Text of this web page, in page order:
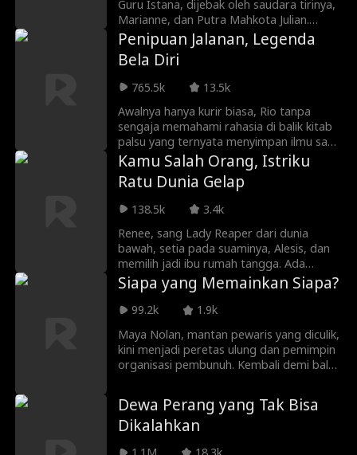
Guru Istana, dijebak oleh saudara tirinya,
Marianne, dan Putra Mahkota Julian.
Keluarganya hancur dan ia mati tragis di
Istana Dingin. Valen, jenderal terkuat,
gugur saat melindungi jasadnya. Amelia
terlahir kembali di malam saat ia dikirim
ke ranjang Valen. Kali ini, ia tak sudi jadi
budak cinta. Balas dendam dan
melindungi keluarga adalah tujuan
utamanya. Ia pun menawarkan diri
menjadi sekutu Valen. Ia tak tahu bahwa
Valen juga hidup kembali dengan ingatan
masa lalu mereka...
Penipuan Jalanan, Legenda
Bela Diri
765.5k
13.5k
Awalnya hanya kurir biasa, Rio tanpa
sengaja memahami rahasia di balik kitab
palsu yang ternyata menyimpan ilmu sakti
tertinggi. Setelah menikah mendadak
dengan Meylani dan masuk ke keluarga
pendekar yang hampir runtuh, ia bangkit
sebagai penopang terakhir kehormatan
mereka. Dengan teknik misteriusnya, ia
mengalahkan para jawara dan
membuktikan bahwa dirinya bukan orang
sembarangan.
Kamu Salah Orang, Istriku
Ratu Dunia Gelap
138.5k
3.4k
Renee, sang Lady Reaper dari dunia
bawah, setia pada suaminya, Alesis, dan
memilih jadi ibu rumah tangga. Ada
mantan manipulatif dan mertua kejam?
Renee siap membalas. Ia menampar adik
iparnya, mencekik sang saingan, dan
mertuanya. Begitu Alesis datang, Renee
mendadak menangis di pelukannya.
Setelah Alesis menyingkirkan si
Ia memamerkan kekuasaan dan
kekuatannya, lalu menantang nyali mereka
yang berani mengusiknya.
Siapa yang Memainkan Siapa?
99.2k
1.9k
Maya Nolan, mantan pewaris yang diculik,
kini menjadi peretas ulung dan pemimpin
organisasi pembunuh. Kembali demi balas
dan terlibat aksi saling buru dengan
musuh bebuyutannya, Raja DarkNet
Sebastian. Dalam siasat dendam ini,
Dewa Perang yang Tak Bisa
Dikalahkan